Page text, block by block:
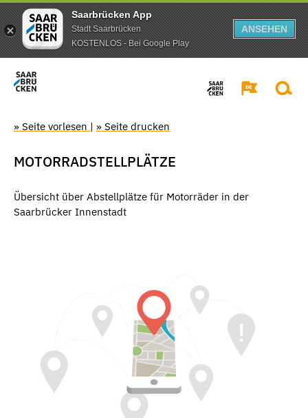
Saarbrücken App
Stadt Saarbrücken
KOSTENLOS - Bei Google Play
ANSEHEN
» Seite vorlesen | » Seite drucken
MOTORRADSTELLPLÄTZE
Übersicht über Abstellplätze für Motorräder in der
Saarbrücker Innenstadt